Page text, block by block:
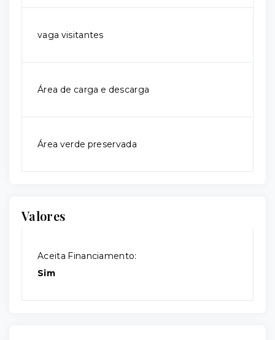
vaga visitantes
Área de carga e descarga
Área verde preservada
Valores
Aceita Financiamento:
Sim